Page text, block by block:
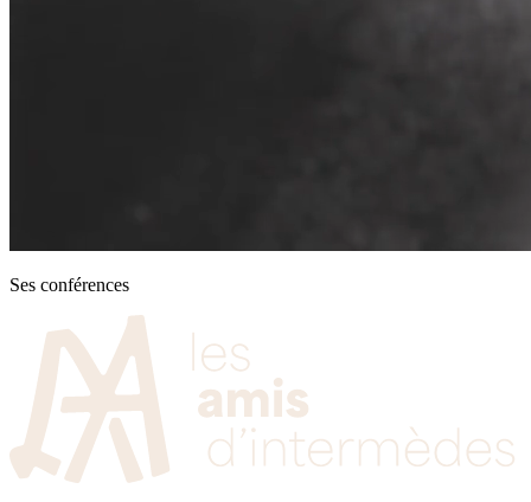
Ses conférences